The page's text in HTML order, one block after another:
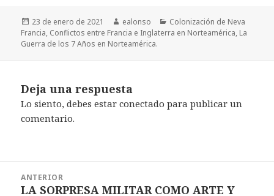
Publicado
el
23 de enero de 2021 Autor
ealonso Categorías
Colonización de Neva
Francia, Conflictos entre Francia e Inglaterra en Norteamérica, La
Guerra de los 7 Años en Norteamérica.
Deja una respuesta
Lo siento, debes estarconectado para publicar un
comentario.
ANTERIOR
Entrada
LA SORPRESA MILITAR COMO ARTE Y